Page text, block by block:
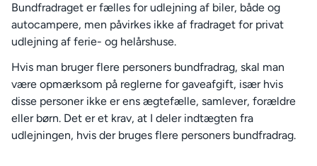
Bundfradraget er fælles for udlejning af biler, både og
autocampere, men påvirkes ikke af fradraget for privat
udlejning af ferie- og helårshuse.
Hvis man bruger flere personers bundfradrag, skal man
være opmærksom på reglerne for gaveafgift, især hvis
disse personer ikke er ens ægtefælle, samlever, forældre
eller børn. Det er et krav, at I deler indtægten fra
udlejningen, hvis der bruges flere personers bundfradrag.